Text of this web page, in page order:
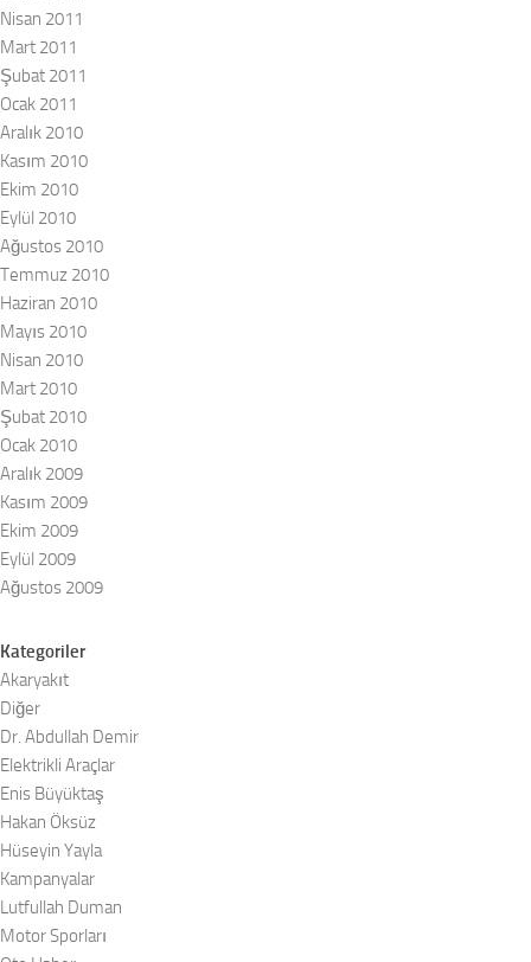
Nisan 2011
Mart 2011
Şubat 2011
Ocak 2011
Aralık 2010
Kasım 2010
Ekim 2010
Eylül 2010
Ağustos 2010
Temmuz 2010
Haziran 2010
Mayıs 2010
Nisan 2010
Mart 2010
Şubat 2010
Ocak 2010
Aralık 2009
Kasım 2009
Ekim 2009
Eylül 2009
Ağustos 2009
Kategoriler
Akaryakıt
Diğer
Dr. Abdullah Demir
Elektrikli Araçlar
Enis Büyüktaş
Hakan Öksüz
Hüseyin Yayla
Kampanyalar
Lutfullah Duman
Motor Sporları